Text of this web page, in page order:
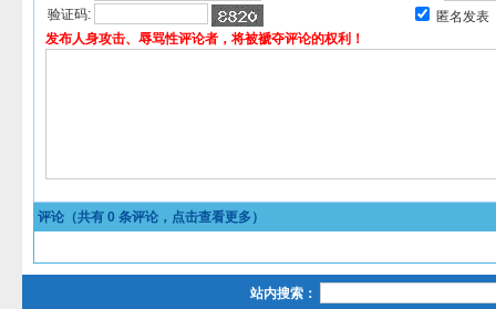
验证码:
匿名发表
发布人身攻击、辱骂性评论者，将被褫夺评论的权利！
评论（共有 0 条评论，点击查看更多）
站内搜索：